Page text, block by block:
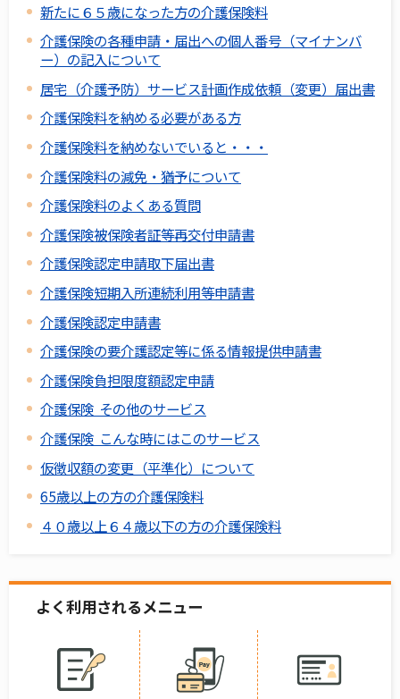
新たに６５歳になった方の介護保険料
介護保険の各種申請・届出への個人番号（マイナンバ
ー）の記入について
居宅（介護予防）サービス計画作成依頼（変更）届出書
介護保険料を納める必要がある方
介護保険料を納めないでいると・・・
介護保険料の減免・猶予について
介護保険料のよくある質問
介護保険被保険者証等再交付申請書
介護保険認定申請取下届出書
介護保険短期入所連続利用等申請書
介護保険認定申請書
介護保険の要介護認定等に係る情報提供申請書
介護保険負担限度額認定申請
介護保険 その他のサービス
介護保険 こんな時にはこのサービス
仮徴収額の変更（平準化）について
65歳以上の方の介護保険料
４０歳以上６４歳以下の方の介護保険料
よく利用されるメニュー